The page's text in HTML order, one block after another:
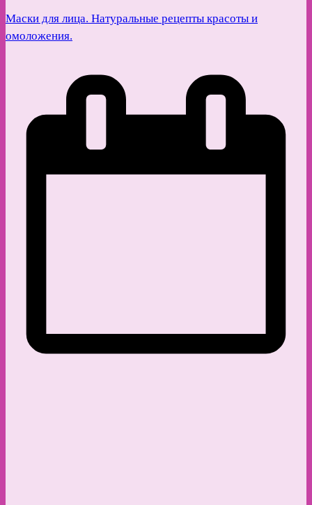
Маски для лица. Натуральные рецепты красоты и
омоложения.